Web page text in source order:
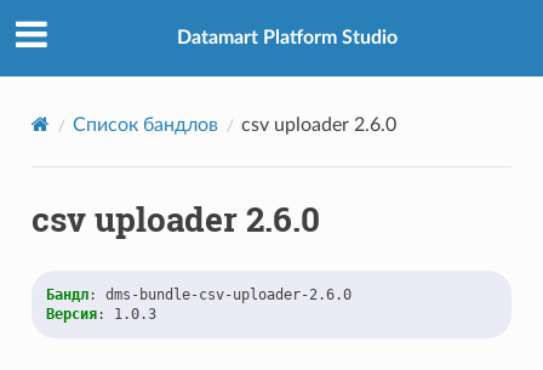
Datamart Platform Studio
Список бандлов csv uploader 2.6.0
csv uploader 2.6.0
Бандл:
dms-bundle-csv-uploader-2.6.0
Версия: 1.0.3